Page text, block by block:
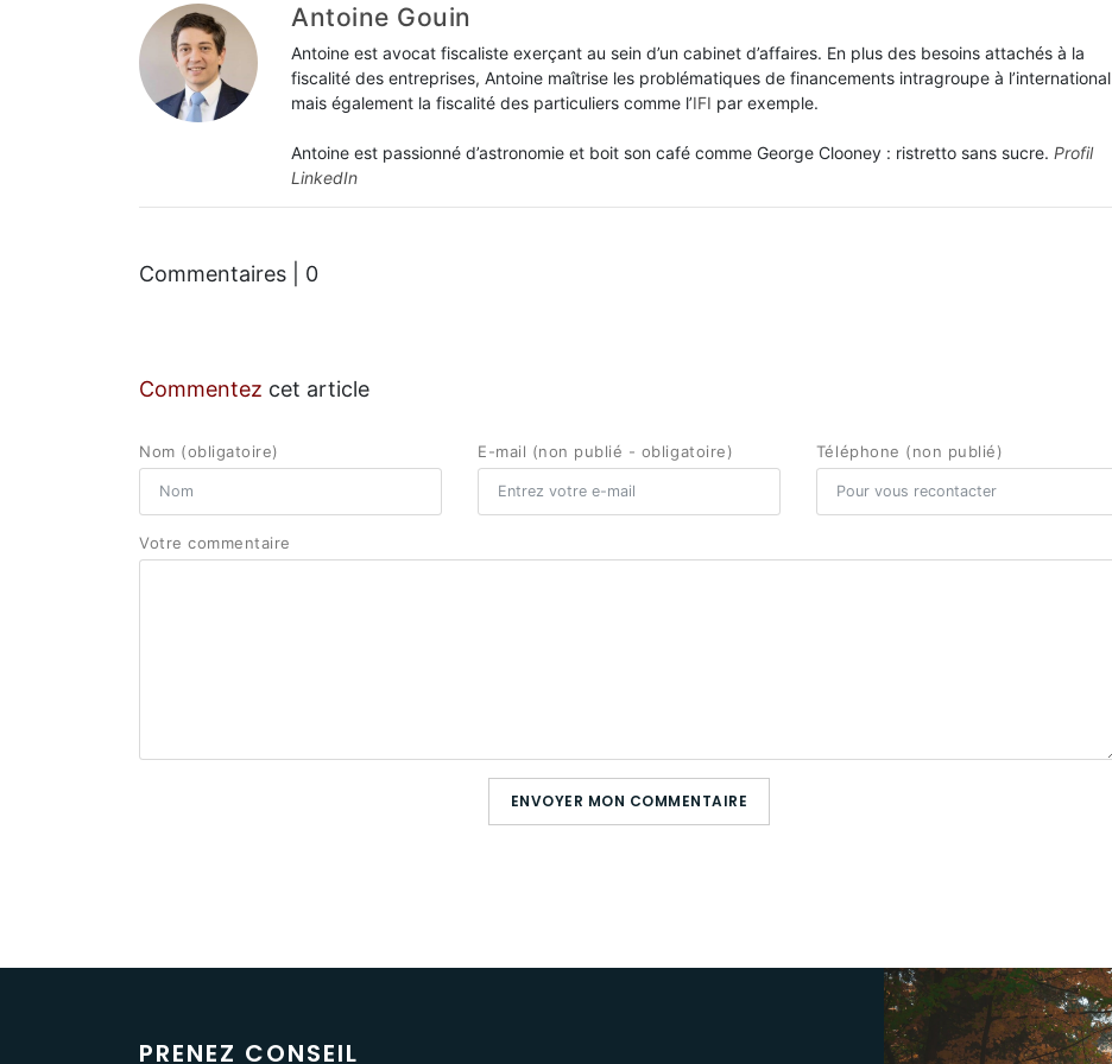
Antoine Gouin
Antoine est avocat fiscaliste exerçant au sein d’un cabinet d’affaires. En plus des besoins attachés à la
fiscalité des entreprises, Antoine maîtrise les problématiques de financements intragroupe à l’international
mais également la fiscalité des particuliers comme l’IFI par exemple.
Antoine est passionné d’astronomie et boit son café comme George Clooney : ristretto sans sucre. Profil
LinkedIn
Commentaires | 0
Commentez cet article
Nom (obligatoire) E-mail (non publié - obligatoire) Téléphone (non publié)
Votre commentaire
ENVOYER MON COMMENTAIRE
PRENEZ CONSEIL